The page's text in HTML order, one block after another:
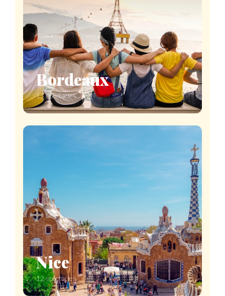
Bordeaux
15 spectacles
Nice
12 spectacles